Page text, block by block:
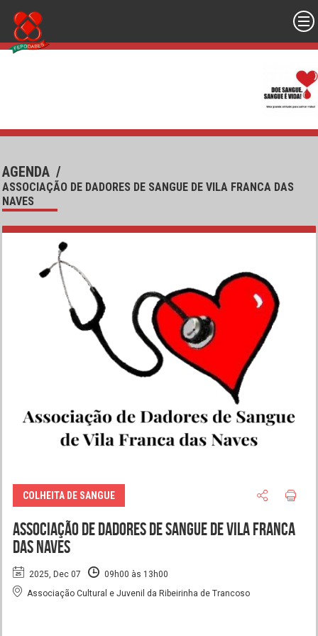
AGENDA /
ASSOCIAÇÃO DE DADORES DE SANGUE DE VILA FRANCA DAS
NAVES
COLHEITA DE SANGUE
Associação de Dadores de Sangue de Vila Franca
das Naves
2025, Dec 07
09h00 às 13h00
Associação Cultural e Juvenil da Ribeirinha de Trancoso